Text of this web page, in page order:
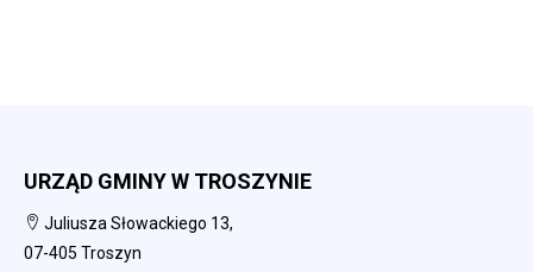
URZĄD GMINY W TROSZYNIE
Juliusza Słowackiego 13,
07-405 Troszyn